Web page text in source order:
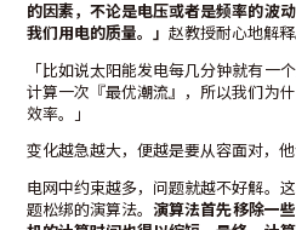
的因素，不论是电压或者是频率的波
我们用电的质量。」赵教授耐心地解释
「比如说太阳能发电每几分钟就有一
计算一次『最优潮流』，所以我们为
效率。」
变化越急越大，便越是要从容面对，
电网中约束越多，问题就越不好解。
题松绑的演算法。演算法首先移除一